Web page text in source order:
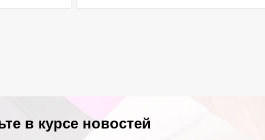
в курсе новостей